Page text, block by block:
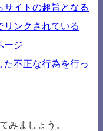
サイトの趣旨となる
リンクされている
ージ
た不正な行為を行っ
みましょう。